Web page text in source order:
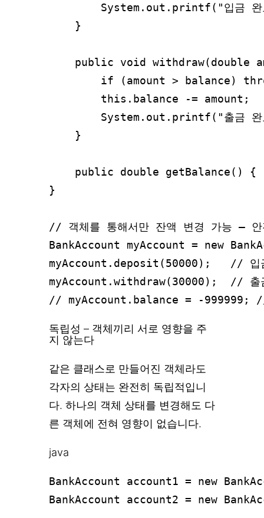
System.out.printf("입금
    }
public void withdraw(double
if (amount > balance)
        this.balance -= amount;
System.out.printf("출금
    }
public double getBalance() {
}
// 객체를 통해서만 잔액 변경 가능 – 안
BankAccount myAccount = new
myAccount.deposit(50000);   // 입
myAccount.withdraw(30000);  // 출
독립성 – 객체끼리 서로 영향을 주
지 않는다
같은 클래스로 만들어진 객체라도
각자의 상태는 완전히 독립적입니
다. 하나의 객체 상태를 변경해도 다
른 객체에 전혀 영향이 없습니다.
java
BankAccount account1 = new
BankAccount account2 = new